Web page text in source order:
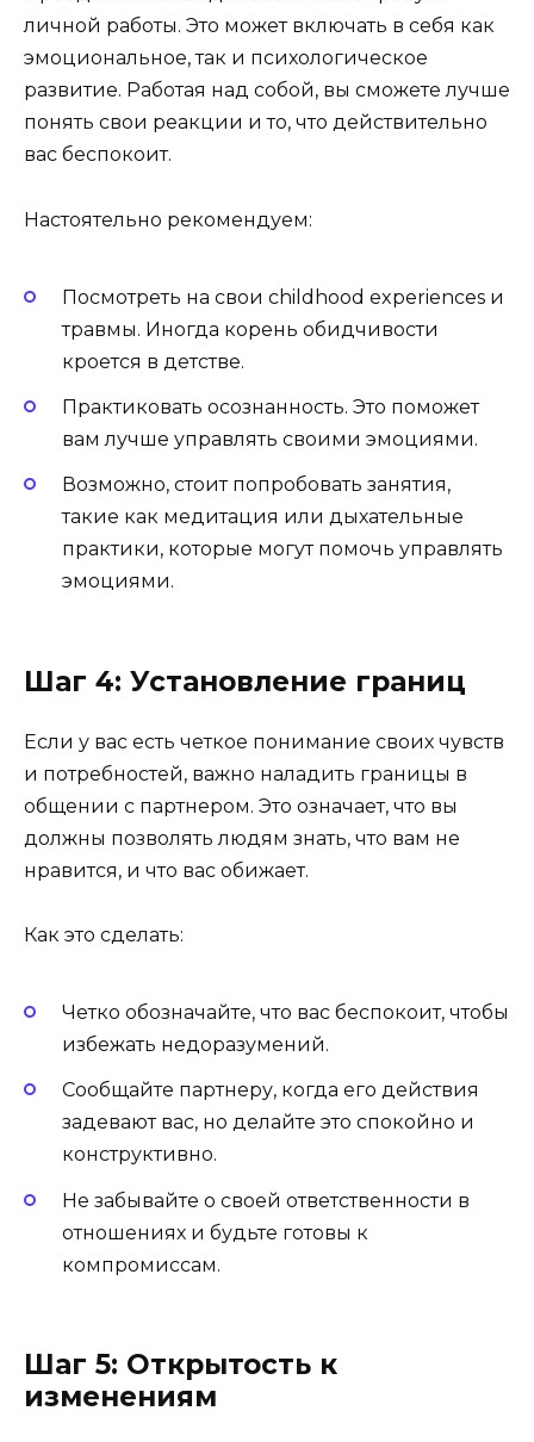
личной работы. Это может включать в себя как
эмоциональное, так и психологическое
развитие. Работая над собой, вы сможете лучше
понять свои реакции и то, что действительно
вас беспокоит.
Настоятельно рекомендуем:
Посмотреть на свои childhood experiences и
травмы. Иногда корень обидчивости
кроется в детстве.
Практиковать осознанность. Это поможет
вам лучше управлять своими эмоциями.
Возможно, стоит попробовать занятия,
такие как медитация или дыхательные
практики, которые могут помочь управлять
эмоциями.
Шаг 4: Установление границ
Если у вас есть четкое понимание своих чувств
и потребностей, важно наладить границы в
общении с партнером. Это означает, что вы
должны позволять людям знать, что вам не
нравится, и что вас обижает.
Как это сделать:
Четко обозначайте, что вас беспокоит, чтобы
избежать недоразумений.
Сообщайте партнеру, когда его действия
задевают вас, но делайте это спокойно и
конструктивно.
Не забывайте о своей ответственности в
отношениях и будьте готовы к
компромиссам.
Шаг 5: Открытость к
изменениям